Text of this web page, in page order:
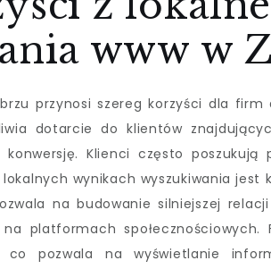
www w
przynosi szereg korzyści dla
dotarcie do klientów
Klienci często poszukują
wynikach wyszukiwania jest
na budowanie silniejszej
platformach społecznościowych.
pozwala na wyświetlanie